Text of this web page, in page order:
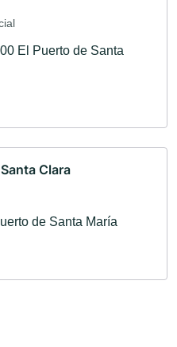
El Puerto de Santa
Clara
de Santa María